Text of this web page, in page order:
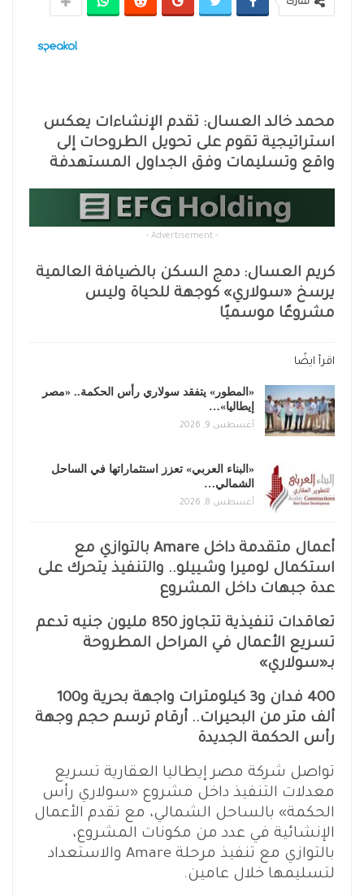
شارك
محمد خالد العسال: تقدم الإنشاءات يعكس
استراتيجية تقوم على تحويل الطروحات إلى
واقع وتسليمات وفق الجداول المستهدفة
- Advertisement -
كريم العسال: دمج السكن بالضيافة العالمية
يرسخ «سولاري» كوجهة للحياة وليس
مشروعًا موسميًا
اقرأ ايضًا
«المطور» يتفقد سولاري رأس الحكمة.. «مصر
إيطاليا»…
أغسطس 9, 2026
«البناء العربي» تعزز استثماراتها في الساحل
الشمالي…
أغسطس 8, 2026
أعمال متقدمة داخل Amare بالتوازي مع
استكمال لوميرا وشييلو.. والتنفيذ يتحرك على
عدة جبهات داخل المشروع
تعاقدات تنفيذية تتجاوز 850 مليون جنيه تدعم
تسريع الأعمال في المراحل المطروحة
بـ«سولاري»
400 فدان و3 كيلومترات واجهة بحرية و100
ألف متر من البحيرات.. أرقام ترسم حجم وجهة
رأس الحكمة الجديدة
تواصل شركة مصر إيطاليا العقارية تسريع
معدلات التنفيذ داخل مشروع «سولاري رأس
الحكمة» بالساحل الشمالي، مع تقدم الأعمال
الإنشائية في عدد من مكونات المشروع،
بالتوازي مع تنفيذ مرحلة Amare والاستعداد
لتسليمها خلال عامين.